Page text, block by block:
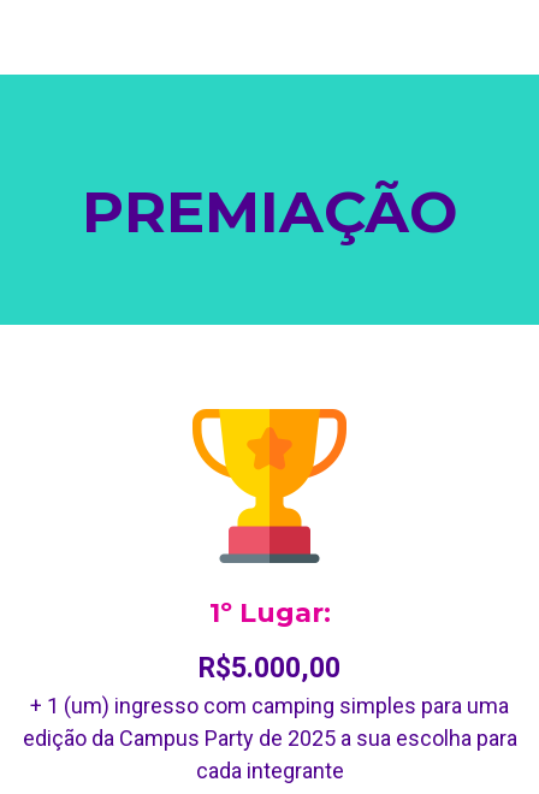
PREMIAÇÃO
1º Lugar:
R$5.000,00
+ 1 (um) ingresso com camping simples para uma
edição da Campus Party de 2025 a sua escolha para
cada integrante